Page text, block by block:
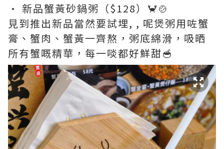
• 新品蟹黃砂鍋粥（$128）🦀🍲
見到推出新品當然要試埋, , 呢煲粥用咗蟹
膏、蟹肉、蟹黃一齊熬，粥底綿滑，吸晒
所有蟹嘅精華，每一啖都好鮮甜🥣